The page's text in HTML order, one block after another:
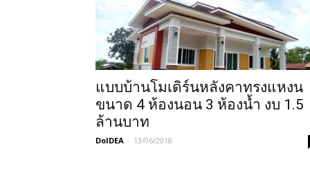
แบบบ้านโมเดิร์นหลังคาทรงแหงน
ขนาด 4 ห้องนอน 3 ห้องน้ำ งบ 1.5
ล้านบาท
DoIDEA - 13/06/2018